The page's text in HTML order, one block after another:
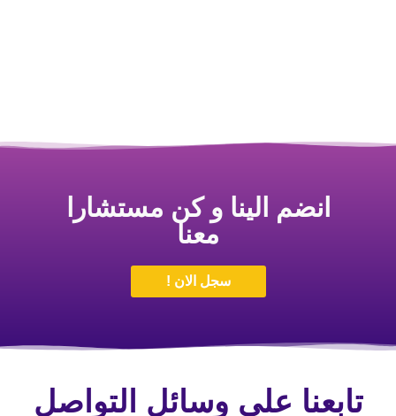
انضم الينا و كن مستشارا
معنا
سجل الان !
تابعنا على وسائل التواصل